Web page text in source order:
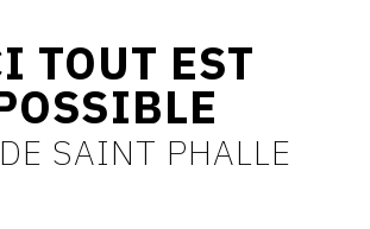
CONTRIBUTEUR
À PROPOS
TOUT EST
SAINT PHALLE